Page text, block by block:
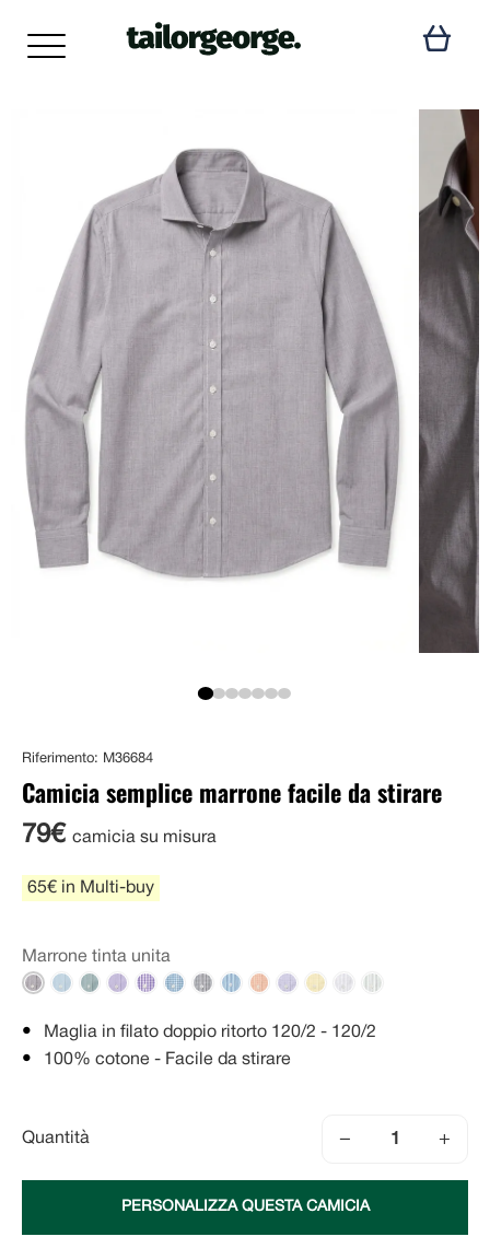
Riferimento: M36684
Camicia semplice marrone facile da stirare
79€ camicia su misura
65€ in Multi-buy
Marrone tinta unita
Maglia in filato doppio ritorto 120/2 - 120/2
100% cotone - Facile da stirare
Quantità − +
PERSONALIZZA QUESTA CAMICIA